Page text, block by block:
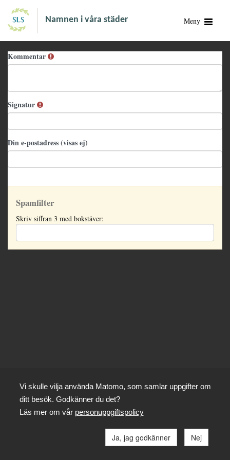
Namnen i våra städer Meny
Kommentar
Signatur
Din e-postadress (visas ej)
Spamfilter
Skriv siffran 3 med bokstäver:
Vi skulle vilja använda Matomo, som samlar uppgifter om
ditt besök. Godkänner du det?
Läs mer om vår personuppgiftspolicy
Ja, jag godkänner Nej